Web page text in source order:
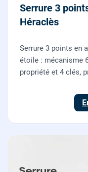
Serrure 3
Héraclès
Serrure 3 points en
étoile : mécanisme
propriété et 4 clés,
renforcer une porte